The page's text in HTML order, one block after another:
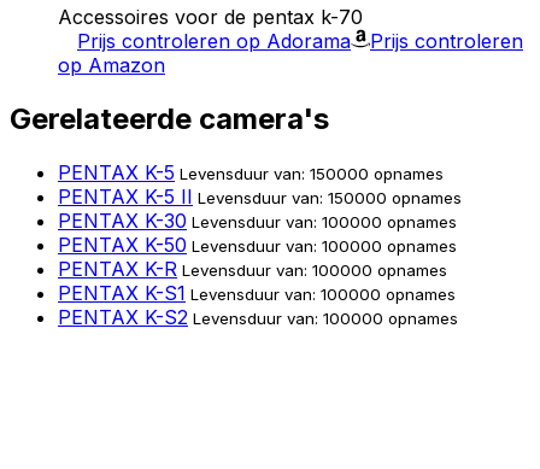
Accessoires voor de pentax k-70
Prijs controleren op Adorama
Prijs controleren
op Amazon
Gerelateerde camera's
PENTAX K-5 Levensduur van: 150000 opnames
PENTAX K-5 II Levensduur van: 150000 opnames
PENTAX K-30 Levensduur van: 100000 opnames
PENTAX K-50 Levensduur van: 100000 opnames
PENTAX K-R Levensduur van: 100000 opnames
PENTAX K-S1 Levensduur van: 100000 opnames
PENTAX K-S2 Levensduur van: 100000 opnames